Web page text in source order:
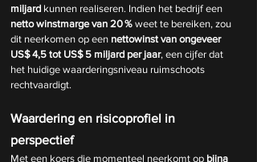
miljard kunnen realiseren. Indien het bedrijf een
netto winstmarge van 20 % weet te bereiken, zou
dit neerkomen op een nettowinst van ongeveer
US$ 4,5 tot US$ 5 miljard per jaar, een cijfer dat
het huidige waarderingsniveau ruimschoots
rechtvaardigt.
Waardering en risicoprofiel in
perspectief
Met een koers die momenteel neerkomt op bijna